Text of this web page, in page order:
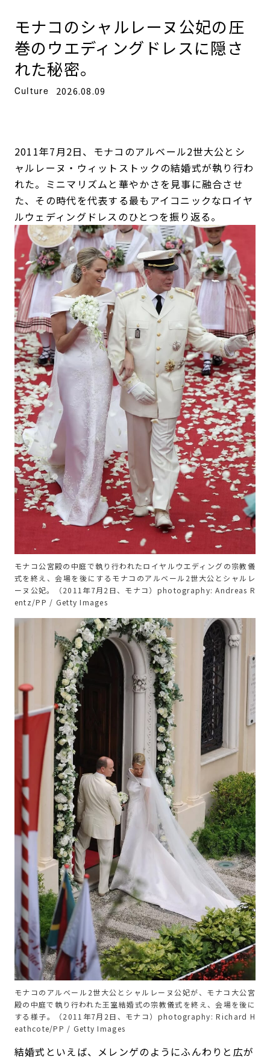
モナコのシャルレーヌ公妃の圧
巻のウエディングドレスに隠さ
れた秘密。
Culture 2026.08.09
2011年7月2日、モナコのアルベール2世大公とシ
ャルレーヌ・ウィットストックの結婚式が執り行わ
れた。ミニマリズムと華やかさを見事に融合させ
た、その時代を代表する最もアイコニックなロイヤ
ルウェディングドレスのひとつを振り返る。
モナコ公宮殿の中庭で執り行われたロイヤルウエディングの宗教儀
式を終え、会場を後にするモナコのアルベール2世大公とシャルレ
ーヌ公妃。（2011年7月2日、モナコ）photography: Andreas R
entz/PP / Getty Images
モナコのアルベール2世大公とシャルレーヌ公妃が、モナコ大公宮
殿の中庭で執り行われた王室結婚式の宗教儀式を終え、会場を後に
する様子。（2011年7月2日、モナコ）photography: Richard H
eathcote/PP / Getty Images
結婚式といえば、メレンゲのようにふんわりと広が